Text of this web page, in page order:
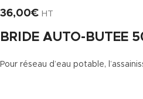
36,00€ HT
BRIDE AUTO-BUTEE
Pour réseau d’eau potable,